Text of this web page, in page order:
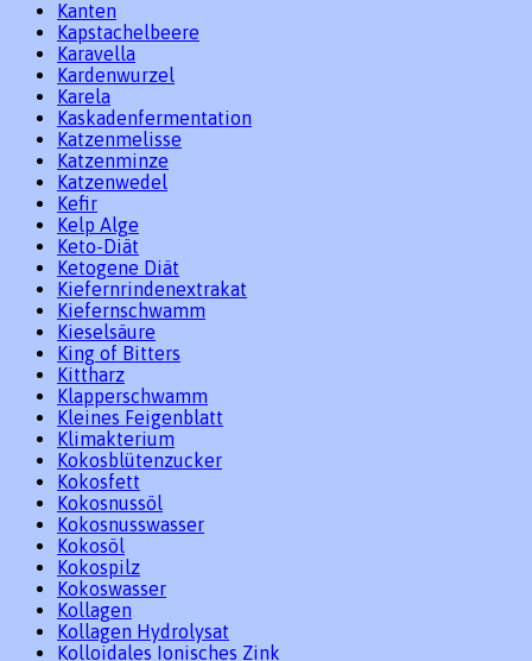
Kanten
Kapstachelbeere
Karavella
Kardenwurzel
Karela
Kaskadenfermentation
Katzenmelisse
Katzenminze
Katzenwedel
Kefir
Kelp Alge
Keto-Diät
Ketogene Diät
Kiefernrindenextrakat
Kiefernschwamm
Kieselsäure
King of Bitters
Kittharz
Klapperschwamm
Kleines Feigenblatt
Klimakterium
Kokosblütenzucker
Kokosfett
Kokosnussöl
Kokosnusswasser
Kokosöl
Kokospilz
Kokoswasser
Kollagen
Kollagen Hydrolysat
Kolloidales Ionisches Zink